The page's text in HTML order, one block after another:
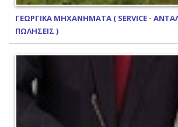
ΓΕΩΡΓΙΚΑ ΜΗΧΑΝΗΜΑΤΑ ( SERVICE -
ΠΩΛΗΣΕΙΣ )